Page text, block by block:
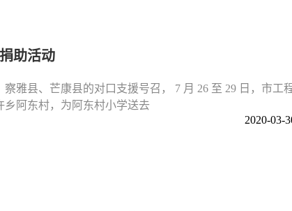
助活动
雅县、芒康县的对口支援号召， 7 月 26 至 29 日，市工
阿东村，为阿东村小学送去
2020-03-